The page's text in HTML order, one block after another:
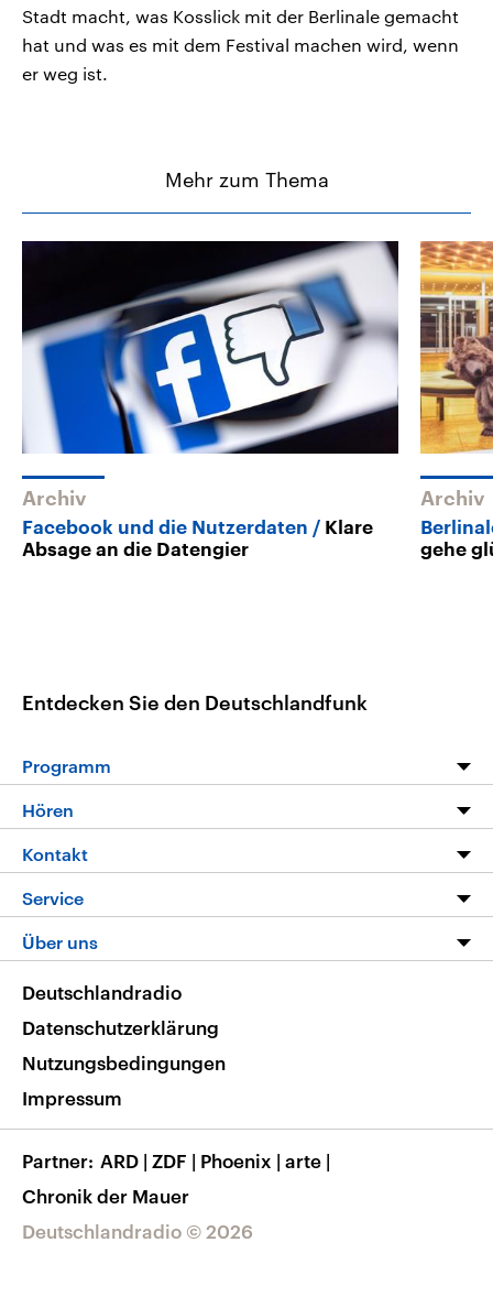
Stadt macht, was Kosslick mit der Berlinale gemacht
hat und was es mit dem Festival machen wird, wenn
er weg ist.
Mehr zum Thema
Archiv
Facebook und die Nutzerdaten
Klare
Absage an die Datengier
Archiv
gehe
Entdecken Sie den Deutschlandfunk
Programm
Programm
Die Nachrichten
Nachrichtenleicht
Neue Beiträge auf dlf.de
Hören
Livestream
Podcasts
Deutschlandfunk App
Nachrichten App
Frequenzen
Kontakt
Hörerservice
Service
FAQ
Veranstaltungen
Musikliste
RSS
Über uns
Barrierefreiheit
Deutschlandradio © 2026
Deutschlandradio
Datenschutzerklärung
Nutzungsbedingungen
Impressum
Partner ARD | ZDF | Phoenix | arte |
Chronik der Mauer